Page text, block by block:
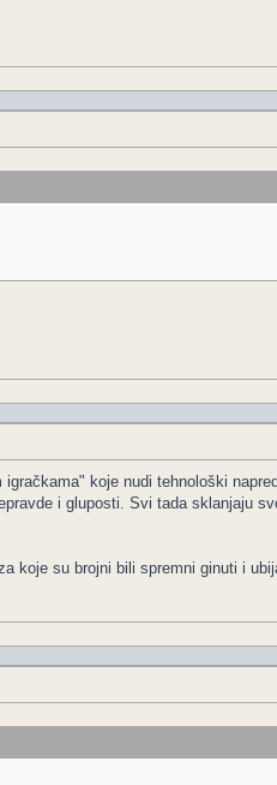
koje nudi tehnološki
i gluposti. Svi tada sklanjaju
koje su brojni bili spremni ginuti i